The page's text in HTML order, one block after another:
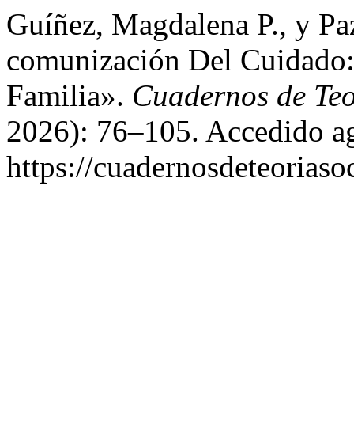
Guíñez, Magdalena P., y
comunización Del
Familia». Cuadernos de
2026): 76–105. Accedido
https://